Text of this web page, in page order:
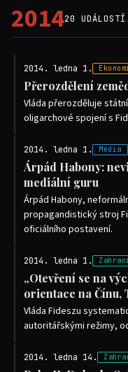
201420 UDÁLOSTÍ
2014. ledna 1.
Přerozdělení
Vláda přerozděluje
oligarchové spojení s
2014. ledna 1. Média
Árpád Habony:
mediální guru
Árpád Habony,
propagandistický stroj
oficiálního postavení.
2014. ledna 1.
„Otevření se na
orientace na Čínu,
Vláda Fideszu
autoritářskými režimy,
2014. ledna 14.